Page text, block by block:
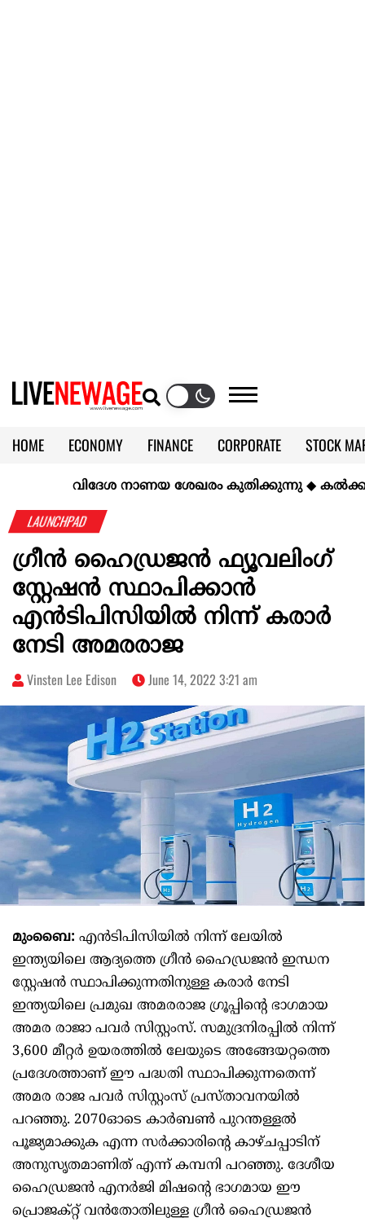
HOME ECONOMY FINANCE CORPORATE
STOCK
KERALA @70
വിദേശ നാണയ ശേഖരം കുതിക്കുന്നു◆
LAUNCHPAD
ഗ്രീൻ ഹൈഡ്രജൻ ഫ്യൂവലിംഗ്
സ്റ്റേഷൻ സ്ഥാപിക്കാൻ
എൻടിപിസിയിൽ നിന്ന് കരാർ
നേടി അമരരാജ
Vinsten Lee Edison June 14, 2022 3:21 am
മുംബൈ: എൻടിപിസിയിൽ നിന്ന് ലേയിൽ
ഇന്ത്യയിലെ ആദ്യത്തെ ഗ്രീൻ ഹൈഡ്രജൻ ഇന്ധന
സ്റ്റേഷൻ സ്ഥാപിക്കുന്നതിനുള്ള കരാർ നേടി
ഇന്ത്യയിലെ പ്രമുഖ അമരരാജ ഗ്രൂപ്പിന്റെ ഭാഗമായ
അമര രാജാ പവർ സിസ്റ്റംസ്. സമുദ്രനിരപ്പിൽ നിന്ന്
3,600 മീറ്റർ ഉയരത്തിൽ ലേയുടെ അങ്ങേയറ്റത്തെ
പ്രദേശത്താണ് ഈ പദ്ധതി സ്ഥാപിക്കുന്നതെന്ന്
അമര രാജ പവർ സിസ്റ്റംസ് പ്രസ്താവനയിൽ
പറഞ്ഞു. 2070ഓടെ കാർബൺ പുറന്തള്ളൽ
പൂജ്യമാക്കുക എന്ന സർക്കാരിന്റെ കാഴ്ചപ്പാടിന്
അനുസൃതമാണിത് എന്ന് കമ്പനി പറഞ്ഞു. ദേശീയ
ഹൈഡ്രജൻ എനർജി മിഷന്റെ ഭാഗമായ ഈ
പ്രൊജക്റ്റ് വൻതോതിലുള്ള ഗ്രീൻ ഹൈഡ്രജൻ